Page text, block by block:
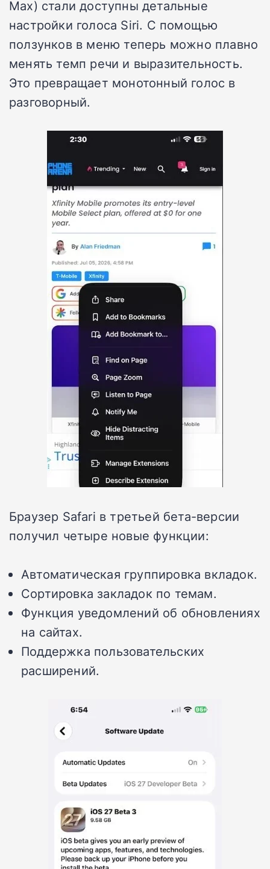
Max) стали доступны детальные
настройки голоса Siri. С помощью
ползунков в меню теперь можно плавно
менять темп речи и выразительность.
Это превращает монотонный голос в
разговорный.
Браузер Safari в третьей бета-версии
получил четыре новые функции:
Автоматическая группировка вкладок.
Сортировка закладок по темам.
Функция уведомлений об обновлениях
на сайтах.
Поддержка пользовательских
расширений.